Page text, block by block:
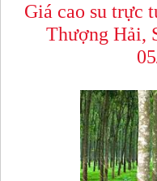
Giá cao su trực
Thượng Hải,